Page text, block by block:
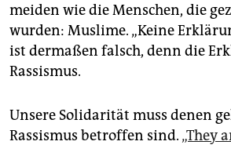
meiden wie die Menschen, die
wurden: Muslime. „Keine
ist dermaßen falsch, denn die
Rassismus.
Unsere Solidarität muss denen
Rassismus betroffen sind. „They